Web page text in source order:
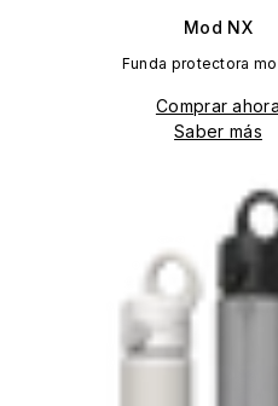
Mod NX
Funda protectora
Comprar ahora
Saber más